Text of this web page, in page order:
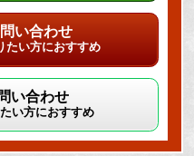
い合わせ
たい方におすすめ
い合わせ
い方におすすめ